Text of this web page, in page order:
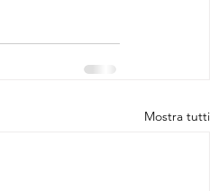
Mostra tutti